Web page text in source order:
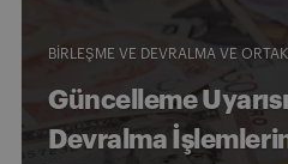
BIRLEŞME VE DEVRALMA VE
Güncelleme
Devralma